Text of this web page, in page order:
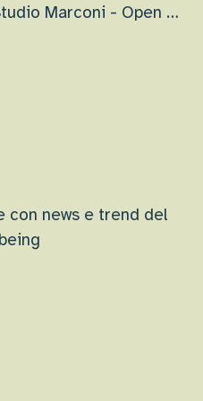
Your Personal Trainer Studio Marconi - Open Gym
con news e trend del